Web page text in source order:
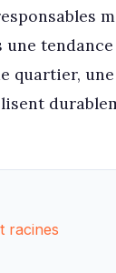
quartier, une
racines